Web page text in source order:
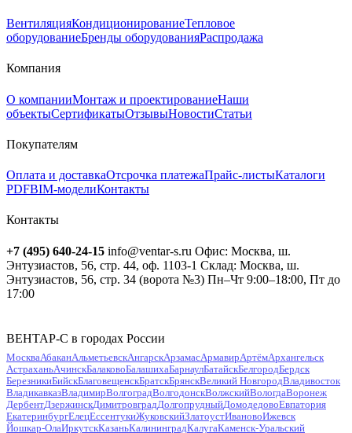
ВентиляцияКондиционированиеТепловое
оборудованиеБренды оборудованияРаспродажа
Компания
О компанииМонтаж и проектированиеНаши
объектыСертификатыОтзывыНовостиСтатьи
Покупателям
Оплата и доставкаОтсрочка платежаПрайс-листыКаталоги
PDFBIM-моделиКонтакты
Контакты
+7 (495) 640-24-15 info@ventar-s.ru Офис: Москва, ш.
Энтузиастов, 56, стр. 44, оф. 1103-1 Склад: Москва, ш.
Энтузиастов, 56, стр. 34 (ворота №3) Пн–Чт 9:00–18:00, Пт до
17:00
ВЕНТАР-С в городах России
МоскваАбаканАльметьевскАнгарскАрзамасАрмавирАртёмАрхангельск
АстраханьАчинскБалаковоБалашихаБарнаулБатайскБелгородБердск
БерезникиБийскБлаговещенскБратскБрянскВеликий НовгородВладивосток
ВладикавказВладимирВолгоградВолгодонскВолжскийВологдаВоронеж
ДербентДзержинскДимитровградДолгопрудныйДомодедовоЕвпатория
ЕкатеринбургЕлецЕссентукиЖуковскийЗлатоустИвановоИжевск
Йошкар-ОлаИркутскКазаньКалининградКалугаКаменск-Уральский